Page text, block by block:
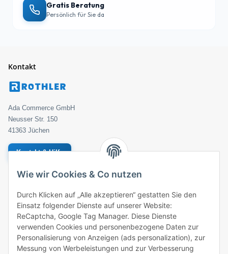
Gratis Beratung
Persönlich für Sie da
Kontakt
Ada Commerce GmbH
Neusser Str. 150
41363 Jüchen
Kontakt & Hilfe
Geprüfter Händler
Bestellung
ROTHLER
Zahlungsarten
Wie wir Cookies & Co nutzen
Durch Klicken auf „Alle akzeptieren“ gestatten Sie den
Einsatz folgender Dienste auf unserer Website:
ReCaptcha, Google Tag Manager. Diese Dienste
verwenden Cookies und personenbezogene Daten zur
Personalisierung von Anzeigen (ads personalization), zur
Messung von Werbeleistungen und zur Verbesserung